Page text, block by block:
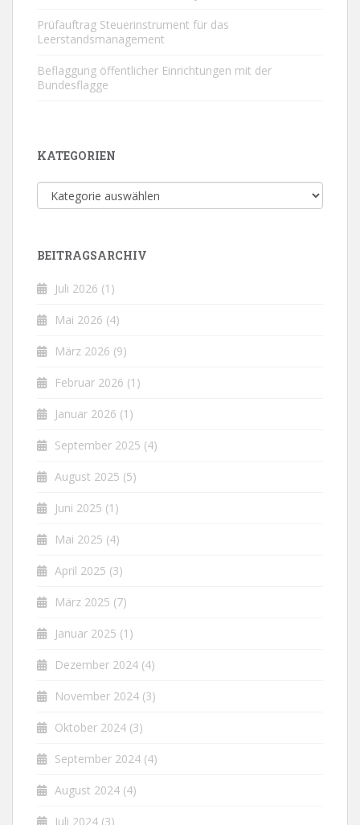
Prüfauftrag Steuerinstrument für das
Leerstandsmanagement
Beflaggung öffentlicher Einrichtungen mit der
Bundesflagge
KATEGORIEN
Kategorien
BEITRAGSARCHIV
Juli 2026 (1)
Mai 2026 (4)
März 2026 (9)
Februar 2026 (1)
Januar 2026 (1)
September 2025 (4)
August 2025 (5)
Juni 2025 (1)
Mai 2025 (4)
April 2025 (3)
März 2025 (7)
Januar 2025 (1)
Dezember 2024 (4)
November 2024 (3)
Oktober 2024 (3)
September 2024 (4)
August 2024 (4)
Juli 2024 (3)